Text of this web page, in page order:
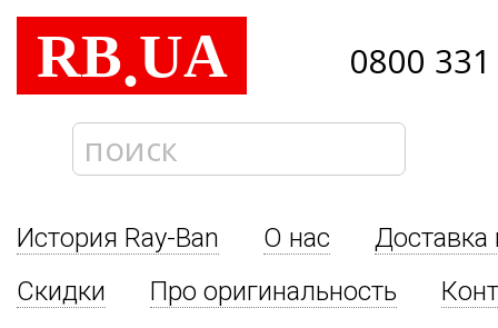
RB.UA 0800
История Ray-Ban О нас
Доставка
Скидки
Про оригинальность